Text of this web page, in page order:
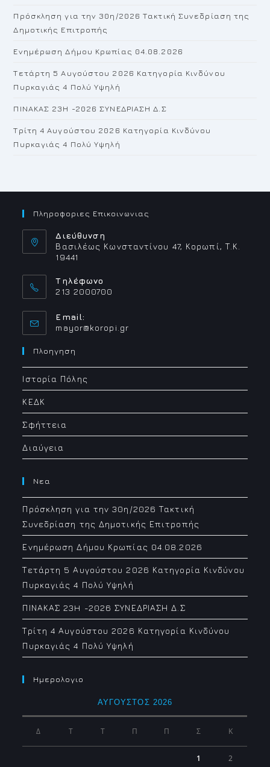
Πρόσκληση για την 30η/2026 Τακτική Συνεδρίαση της
Δημοτικής Επιτροπής
Ενημέρωση Δήμου Κρωπίας 04.08.2026
Τετάρτη 5 Αυγούστου 2026 Κατηγορία Κινδύνου
Πυρκαγιάς 4 Πολύ Υψηλή
ΠΙΝΑΚΑΣ 23H -2026 ΣΥΝΕΔΡΙΑΣΗ Δ.Σ
Τρίτη 4 Αυγούστου 2026 Κατηγορία Κινδύνου
Πυρκαγιάς 4 Πολύ Υψηλή
Πληροφοριες Επικοινωνιας
Διεύθυνση
Βασιλέως Κωνσταντίνου 47, Κορωπί, Τ.Κ.
19441
Τηλέφωνο
213 2000700
Email:
mayor@koropi.grOpens
Πλοηγηση
Ιστορία Πόλης
ΚΕΔΚ
Σφήττεια
Διαύγεια
Νεα
Πρόσκληση για την 30η/2026 Τακτική
Συνεδρίαση της Δημοτικής Επιτροπής
Ενημέρωση Δήμου Κρωπίας 04.08.2026
Τετάρτη 5 Αυγούστου 2026 Κατηγορία Κινδύνου
Πυρκαγιάς 4 Πολύ Υψηλή
ΠΙΝΑΚΑΣ 23H -2026 ΣΥΝΕΔΡΙΑΣΗ Δ.Σ
Τρίτη 4 Αυγούστου 2026 Κατηγορία Κινδύνου
Πυρκαγιάς 4 Πολύ Υψηλή
Ημερολογιο
ΑΎΓΟΥΣΤΟΣ 2026
Δ Τ Τ Π Π Σ Κ
1 2